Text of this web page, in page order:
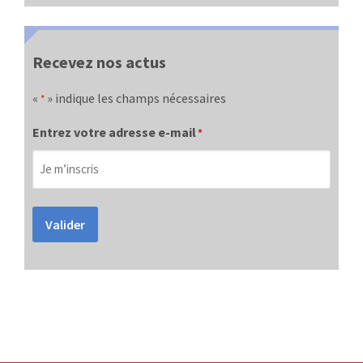
Recevez nos actus
« * » indique les champs nécessaires
Entrez votre adresse e-mail*
Valider